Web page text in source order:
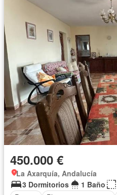
450.000 €
La Axarquía, Andalucía
3 Dormitorios
1 Baño